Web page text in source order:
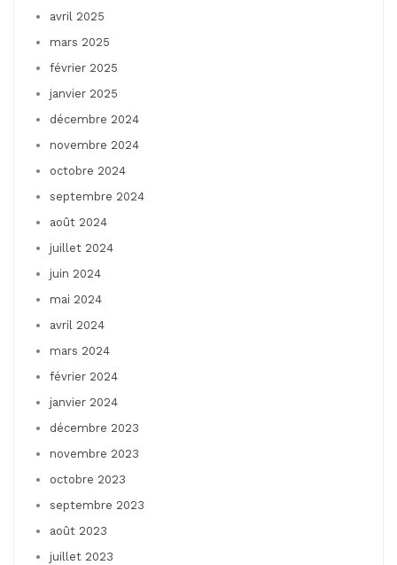
avril 2025
mars 2025
février 2025
janvier 2025
décembre 2024
novembre 2024
octobre 2024
septembre 2024
août 2024
juillet 2024
juin 2024
mai 2024
avril 2024
mars 2024
février 2024
janvier 2024
décembre 2023
novembre 2023
octobre 2023
septembre 2023
août 2023
juillet 2023